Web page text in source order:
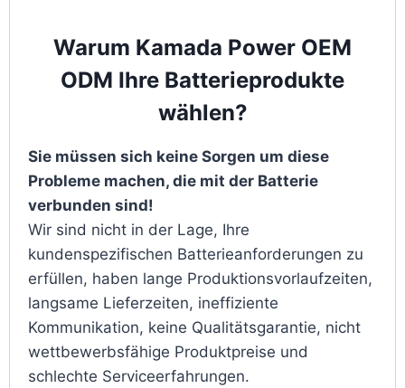
Warum Kamada Power OEM
ODM Ihre Batterieprodukte
wählen?
Sie müssen sich keine Sorgen um diese
Probleme machen, die mit der Batterie
verbunden sind!
Wir sind nicht in der Lage, Ihre
kundenspezifischen Batterieanforderungen zu
erfüllen, haben lange Produktionsvorlaufzeiten,
langsame Lieferzeiten, ineffiziente
Kommunikation, keine Qualitätsgarantie, nicht
wettbewerbsfähige Produktpreise und
schlechte Serviceerfahrungen.